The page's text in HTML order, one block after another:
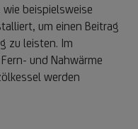
beispielsweise
um einen Beitrag
zu leisten. Im
und Nahwärme
werden